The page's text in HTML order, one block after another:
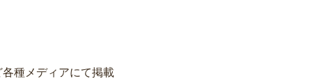
種メディアにて掲載